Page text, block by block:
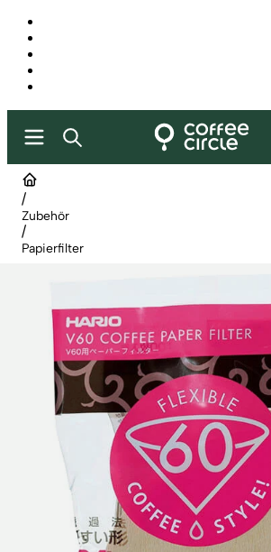
/
Zubehör
/
Papierfilter